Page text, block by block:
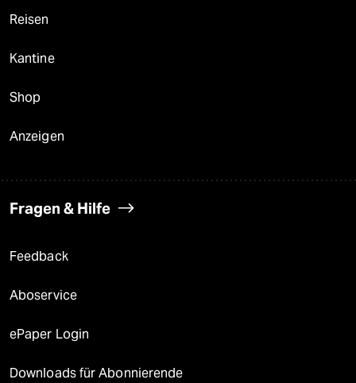
Reisen
Kantine
Shop
Anzeigen
Fragen & Hilfe
Feedback
Aboservice
ePaper Login
Downloads für Abonnierende